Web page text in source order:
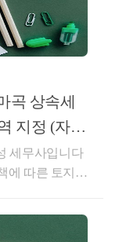
[상증법 24]다
하는 경우에
자에게유증등
의상속포기로
가액 [주 2]
손실공제에
산가액에서 그
3][주 1] ·할
이 아닙니다.
곡 상속세
(자연
세무사입니다
에 따른 토지거
동산 대책에 따
와 같습니다-